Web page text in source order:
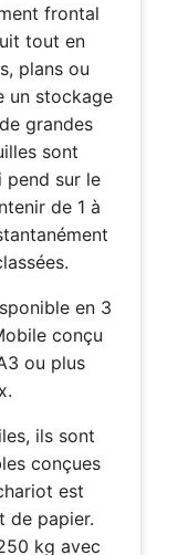
frontal
tout en
plans ou
un stockage
grandes
sont
pend sur le
de 1 à
en 3
conçu
ou plus
ils sont
conçues
est
de papier.
kg avec